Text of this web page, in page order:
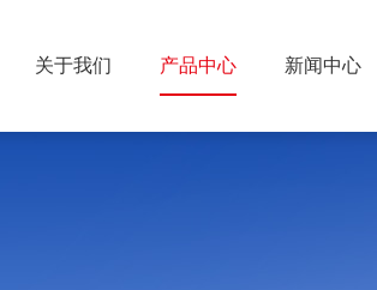
关于我们 产品中心 新闻中心